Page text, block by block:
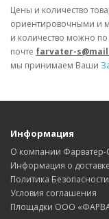
Цены и количество
ориентировочными и
и количество можно
почте farvater-
мы принимаем Ваши
Информация
О компании Фарватер-
Информация о
Политика Безопасности
Условия соглашения
Площадки ООО